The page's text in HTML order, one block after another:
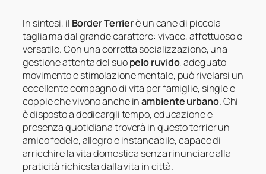
In sintesi, il Border Terrierè un cane di piccola
taglia ma dal grande carattere: vivace, affettuoso e
versatile. Con una corretta socializzazione, una
gestione attenta del suopelo ruvido, adeguato
movimento e stimolazione mentale, può rivelarsi un
eccellente compagno di vita per famiglie, single e
coppie che vivono anche inambiente urbano. Chi
è disposto a dedicargli tempo, educazione e
presenza quotidiana troverà in questo terrier un
amico fedele, allegro e instancabile, capace di
arricchire la vita domestica senza rinunciare alla
praticità richiesta dalla vita in città.